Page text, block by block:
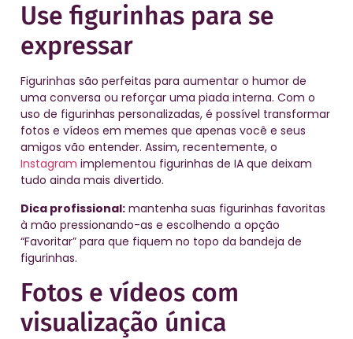
Use figurinhas para se
expressar
Figurinhas são perfeitas para aumentar o humor de
uma conversa ou reforçar uma piada interna. Com o
uso de figurinhas personalizadas, é possível transformar
fotos e vídeos em memes que apenas você e seus
amigos vão entender. Assim, recentemente, o
Instagram implementou figurinhas de IA que deixam
tudo ainda mais divertido.
Dica profissional: mantenha suas figurinhas favoritas
à mão pressionando-as e escolhendo a opção
“Favoritar” para que fiquem no topo da bandeja de
figurinhas.
Fotos e vídeos com
visualização única